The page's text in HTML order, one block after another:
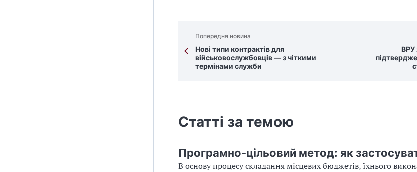
Попередня новина
Нові типи контрактів для
військовослужбовців — з чіткими
термінами служби
ВРУ
Статті за темою
Програмно-цільовий метод: як
В основу процесу складання місцевих бюджетів, їхнього